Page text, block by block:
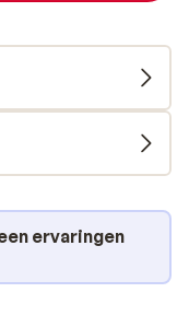
ervaringen